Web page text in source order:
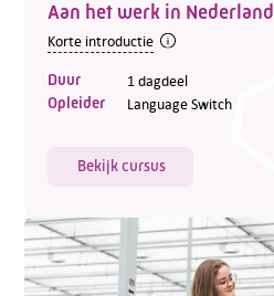
Aan het werk in Nederland
Korte introductie
Duur 1 dagdeel
Opleider Language Switch
Bekijk cursus